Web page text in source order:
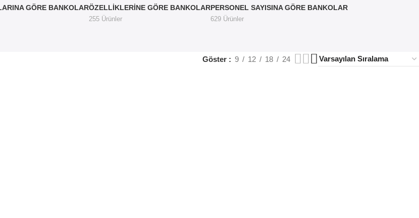
GÖRE BANKOLARÖZELLIKLERINE GÖRE BANKOLAR
255 Ürünler
PERSONEL SAYISINA GÖRE BANKOLAR
629 Ürünler
Göster 9 12 18 24